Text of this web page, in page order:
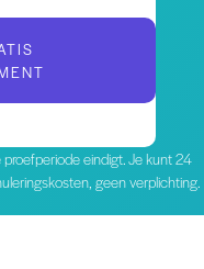
eindigt. Je kunt 24
geen verplichting.